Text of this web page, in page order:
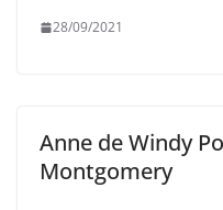
28/09/2021
Anne de Windy
Montgomery